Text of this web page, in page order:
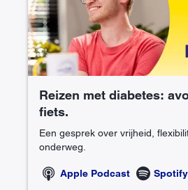
Reizen met diabetes:
fiets.
Een gesprek over vrijheid,
onderweg.
Apple Podcast Spotify